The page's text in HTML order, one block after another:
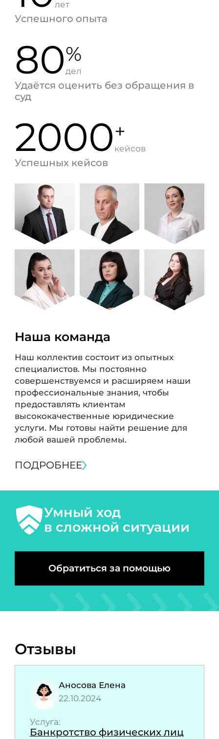
лет
Успешного опыта
80%
дел
Удаётся оценить без обращения в
суд
2000+
кейсов
Успешных кейсов
Наша команда
Наш коллектив состоит из опытных
специалистов. Мы постоянно
совершенствуемся и расширяем наши
профессиональные знания, чтобы
предоставлять клиентам
высококачественные юридические
услуги. Мы готовы найти решение для
любой вашей проблемы.
ПОДРОБНЕЕ
Умный ход
в сложной ситуации
Обратиться за помощью
Отзывы
Аносова Елена
22.10.2024
Услуга:
Банкротство физических лиц